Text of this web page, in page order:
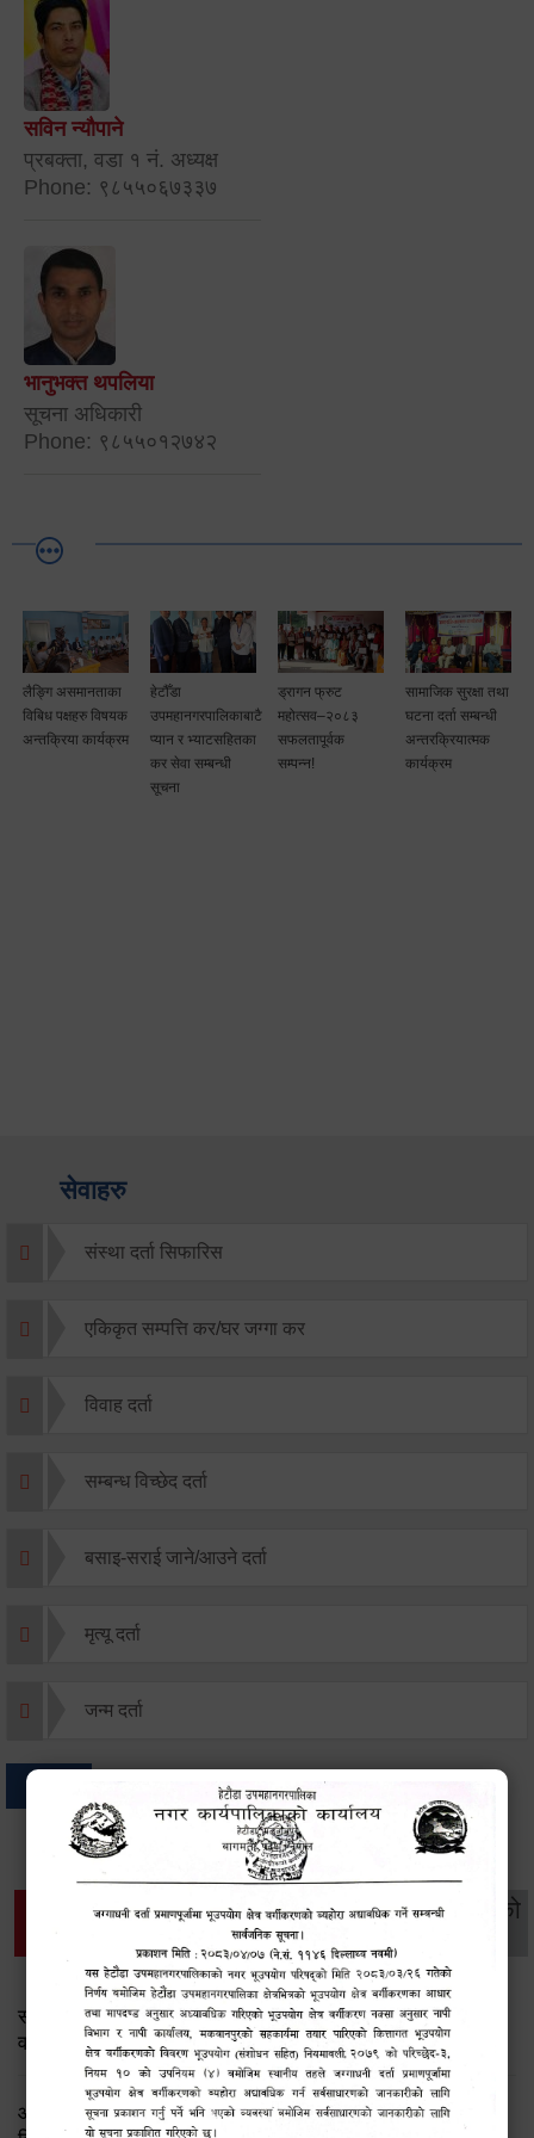
सविन न्यौपाने
प्रबक्ता, वडा १ नं. अध्यक्ष
Phone: ९८५५०६७३३७
भानुभक्त थपलिया
सूचना अधिकारी
Phone: ९८५५०१२७४२
लैङ्गि असमानताका
विबिध पक्षहरु विषयक
अन्तक्रिया कार्यक्रम
हेटौँडा
उपमहानगरपालिकाबाटै
प्यान र भ्याटसहितका
कर सेवा सम्बन्धी
सूचना
ड्रागन फ्रुट
महोत्सव–२०८३
सफलतापूर्वक
सम्पन्न!
सामाजिक सुरक्षा तथा
घटना दर्ता सम्बन्धी
अन्तरक्रियात्मक
कार्यक्रम
सेवाहरु
संस्था दर्ता सिफारिस
एकिकृत सम्पत्ति कर/घर जग्गा कर
विवाह दर्ता
सम्बन्ध विच्छेद दर्ता
बसाइ-सराई जाने/आउने दर्ता
मृत्यू दर्ता
जन्म दर्ता
थप विवरणहरु
सामाजिक सुरक्षा तथा
महिला
विकास
वातावरण
सूचनाको
सामाजिक सुरक्षा तथा पञ्जीकरण शाखा ( आ.व. २०८२/०८३ को
वार्षिक प्रगति प्रतिवेदन)
आ.व.२०८२।८३ को सामाजिक सुरक्षा भत्ता प्राप्त गर्ने लाभग्राहीको